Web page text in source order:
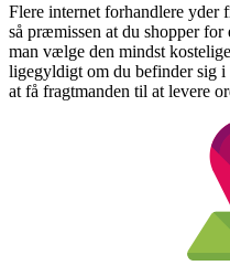
Flere internet forhandlere yder
så præmissen at du shopper
man vælge den mindst
ligegyldigt om du befinder sig
at få fragtmanden til at levere